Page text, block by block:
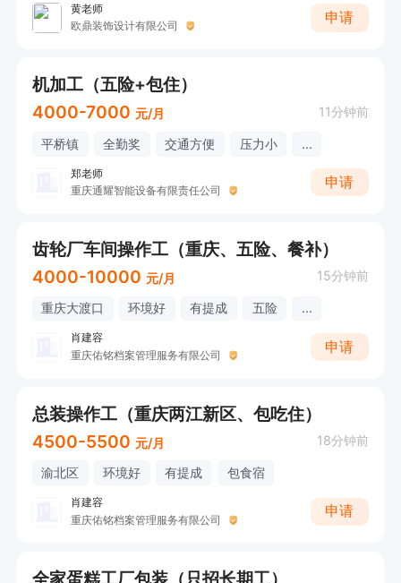
黄老师
欧鼎装饰设计有限公司
申请
机加工（五险+包住）
4000-7000 元/月 11分钟前
平桥镇 全勤奖 交通方便 压力小 ...
郑老师
重庆通耀智能设备有限责任公司
申请
齿轮厂车间操作工（重庆、五险、餐补）
4000-10000 元/月 15分钟前
重庆大渡口 环境好 有提成 五险 ...
肖建容
重庆佑铭档案管理服务有限公司
申请
总装操作工（重庆两江新区、包吃住）
4500-5500 元/月 18分钟前
渝北区 环境好 有提成 包食宿
肖建容
重庆佑铭档案管理服务有限公司
申请
全家蛋糕工厂包装（只招长期工）